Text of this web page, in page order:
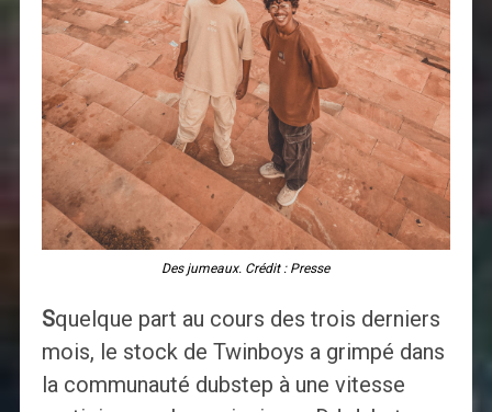
Des jumeaux. Crédit : Presse
Squelque part au cours des trois derniers
mois, le stock de Twinboys a grimpé dans
la communauté dubstep à une vitesse